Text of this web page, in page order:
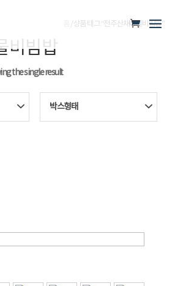
/ 상품 태그 “전주산채나물비빔밥”
비빔밥
the single result
박스형태